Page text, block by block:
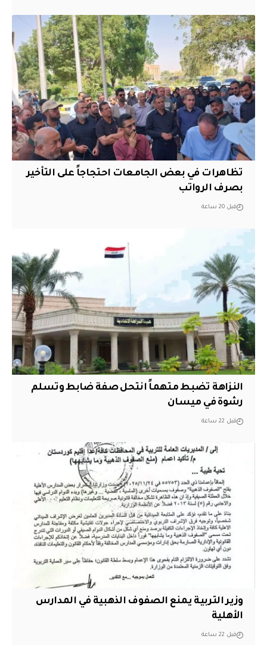
تظاهرات في بعض الجامعات احتجاجاً على التأخير
بصرف الرواتب
قبل 20 ساعة
النزاهة تضبط متهماً انتحل صفة ضابط وتسلم
رشوة في ميسان
قبل 22 ساعة
وزير التربية يمنع الصفوف الذهبية في المدارس
الأهلية
قبل 22 ساعة